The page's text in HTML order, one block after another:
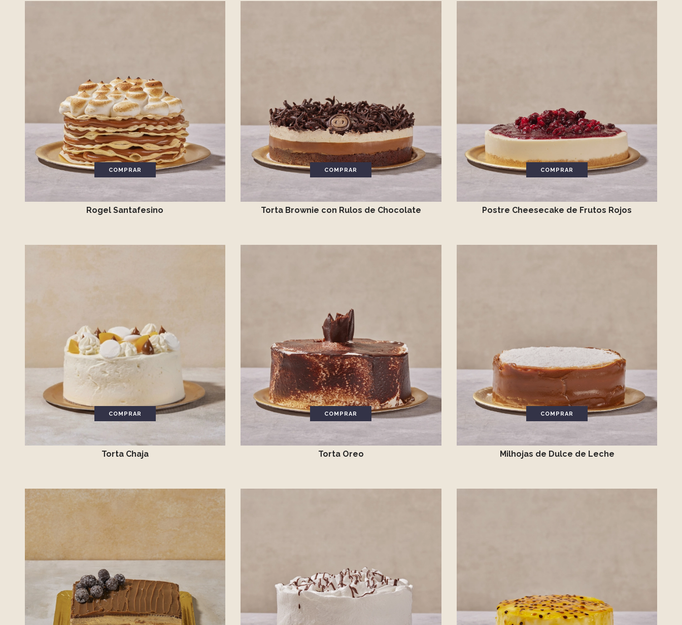
COMPRAR
Rogel Santafesino
COMPRAR
Torta Brownie con Rulos de Chocolate
COMPRAR
Postre Cheesecake de Frutos Rojos
COMPRAR
Torta Chaja
COMPRAR
Torta Oreo
COMPRAR
Milhojas de Dulce de Leche